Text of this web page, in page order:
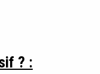
? :